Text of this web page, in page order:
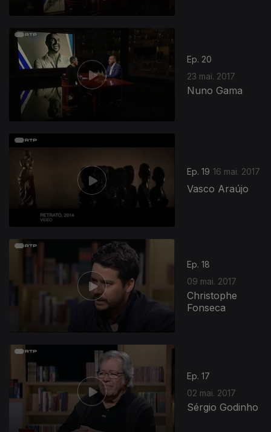
Ep. 20
23 mai. 2017
Nuno Gama
Ep. 19 16 mai. 2017
Vasco Araújo
Ep. 18
09 mai. 2017
Christophe
Fonseca
Ep. 17
02 mai. 2017
Sérgio Godinho
285509